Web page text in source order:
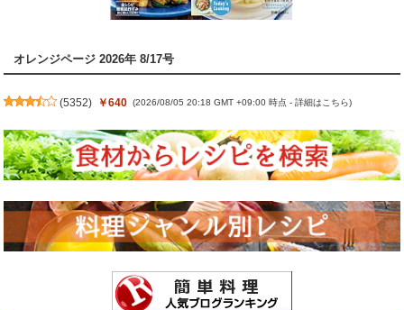
オレンジページ 2026年 8/17号
(5352) ￥640 (2026/08/05 20:18 GMT +09:00 時点 -詳細はこちら)